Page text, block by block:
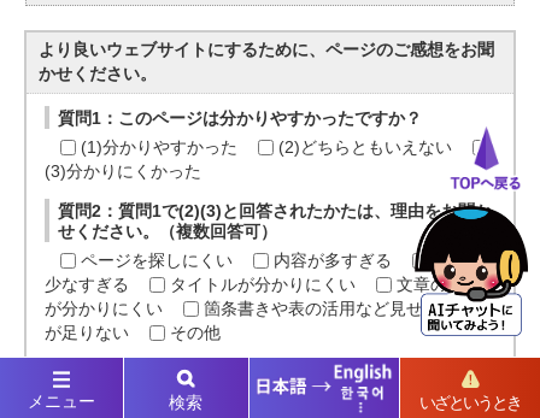
より良いウェブサイトにするために、ページのご感想をお聞
かせください。
質問1：このページは分かりやすかったですか？
(1)分かりやすかった
(2)どちらともいえない
(3)分かりにくかった
質問2：質問1で(2)(3)と回答されたかたは、理由をお聞か
せください。（複数回答可）
ページを探しにくい
内容が多すぎる
内容が
少なすぎる
タイトルが分かりにくい
文章の表現
が分かりにくい
箇条書きや表の活用など見せ方の工夫
が足りない
その他
質問3：質問2でその他と回答されたかたは、理由をお聞か
せください。
メニュー 検索 いざというとき